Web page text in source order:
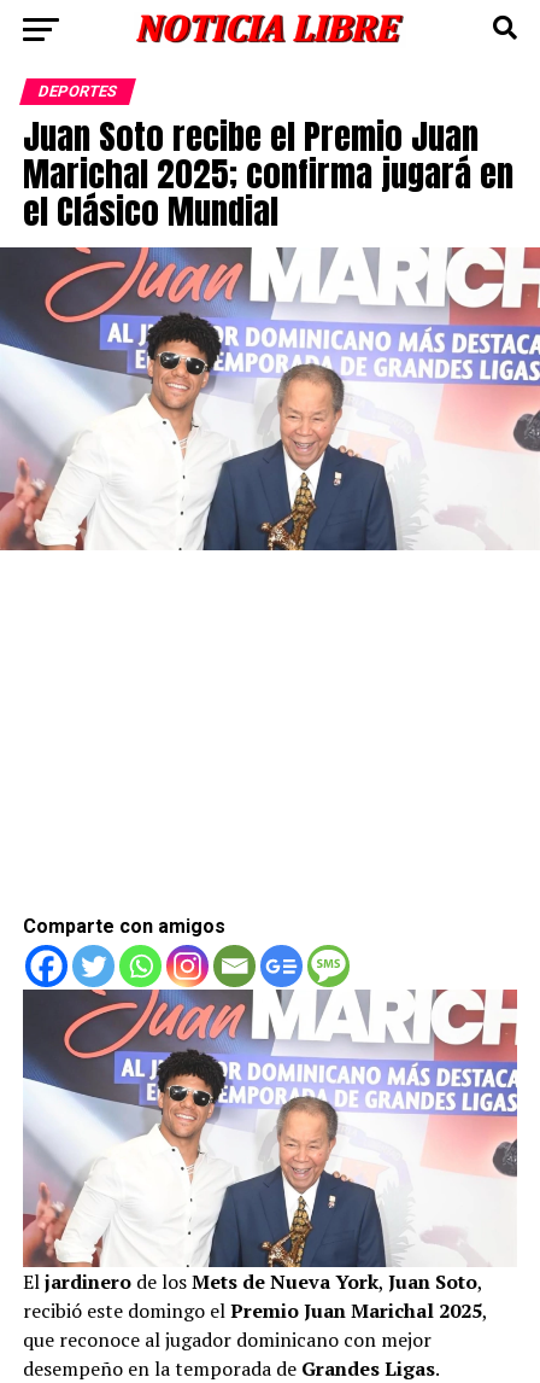
DEPORTES
Juan Soto recibe el Premio Juan
Marichal 2025; confirma jugará en
el Clásico Mundial
Comparte con amigos
Eljardinerode losMets de Nueva York, Juan Soto,
recibió este domingo elPremio Juan Marichal 2025,
que reconoce al jugador dominicano con mejor
desempeño en la temporada de Grandes Ligas.